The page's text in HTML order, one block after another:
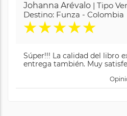
Johanna Arévalo | Tipo
Destino: Funza - Colombia
★★★★★
Súper!!! La calidad del libro
entrega también. Muy